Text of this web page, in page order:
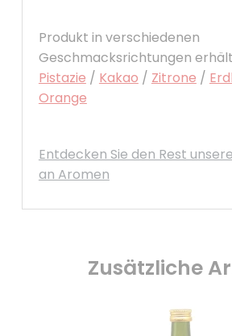
Produkt in verschiedenen
Geschmacksrichtungen
Pistazie / Kakao / Zitrone /
Orange
Entdecken Sie den Rest
an Aromen
Zusätzliche